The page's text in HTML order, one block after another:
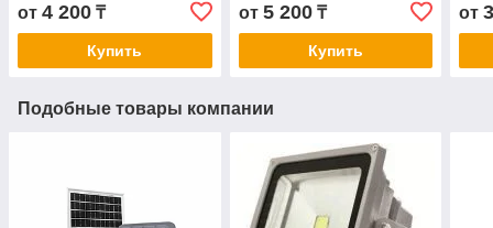
от 4 200 ₸
Купить
от 5 200₸
Купить
от
Подобные товары компании